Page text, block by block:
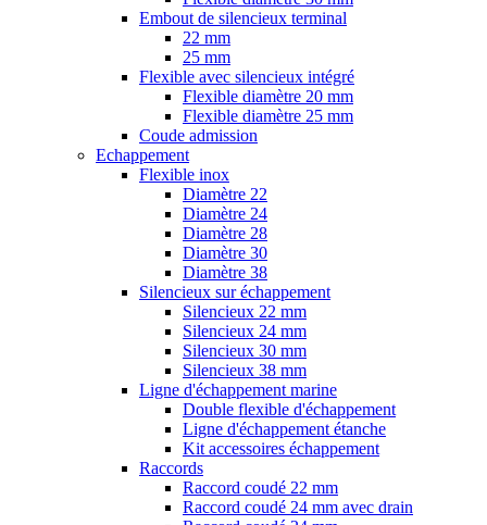
Embout de silencieux terminal
22 mm
25 mm
Flexible avec silencieux intégré
Flexible diamètre 20 mm
Flexible diamètre 25 mm
Coude admission
Echappement
Flexible inox
Diamètre 22
Diamètre 24
Diamètre 28
Diamètre 30
Diamètre 38
Silencieux sur échappement
Silencieux 22 mm
Silencieux 24 mm
Silencieux 30 mm
Silencieux 38 mm
Ligne d'échappement marine
Double flexible d'échappement
Ligne d'échappement étanche
Kit accessoires échappement
Raccords
Raccord coudé 22 mm
Raccord coudé 24 mm avec drain